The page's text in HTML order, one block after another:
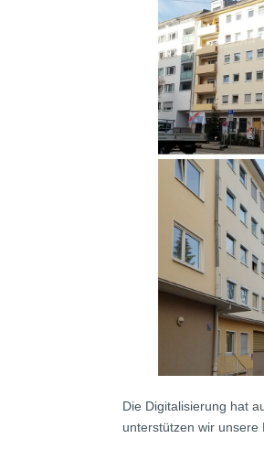
Die Digitalisierung hat
unterstützen wir unsere